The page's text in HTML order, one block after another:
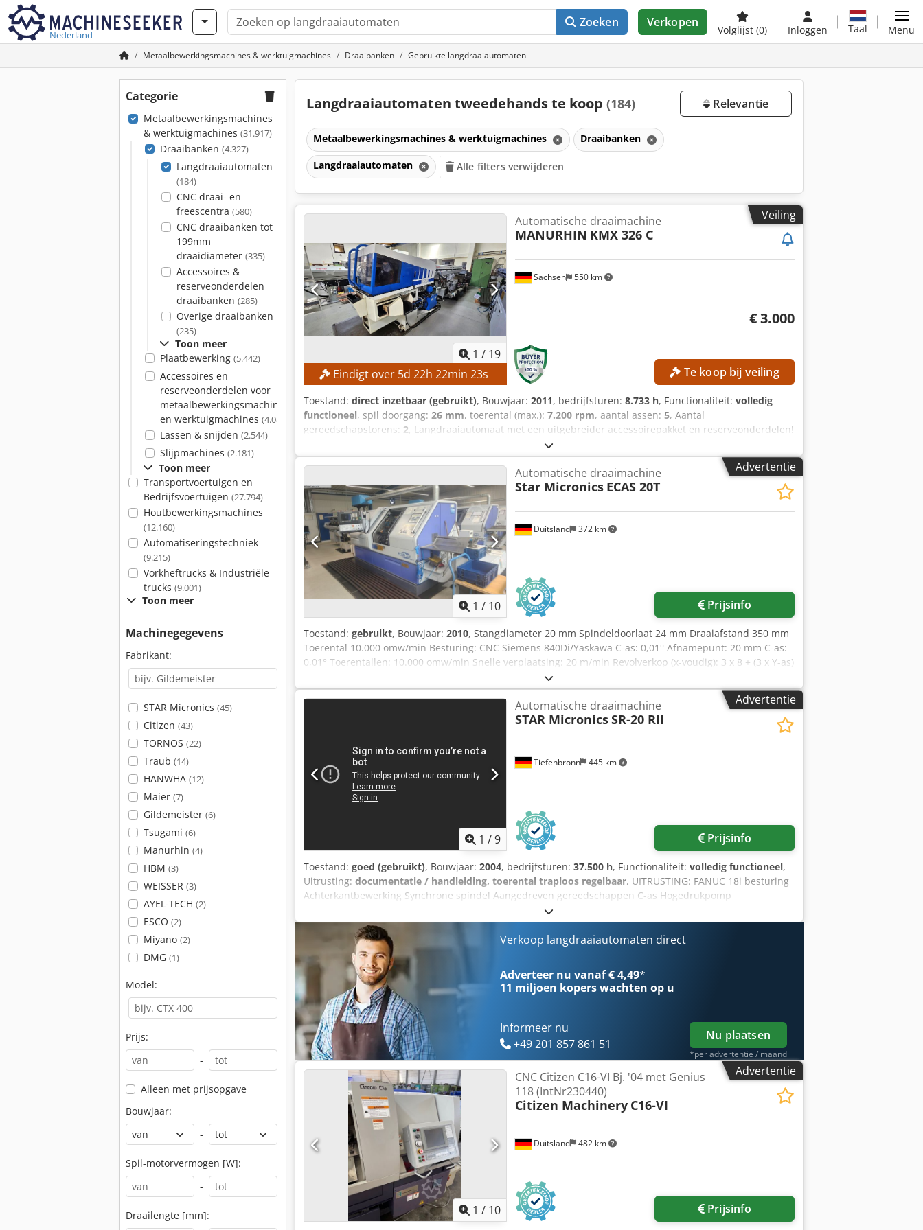
Nederland
Zoeken Verkopen
Volglijst (0) Inloggen Taal Menu
Metaalbewerkingsmachines & werktuigmachines Draaibanken Gebruikte langdraaiautomaten
Categorie
Metaalbewerkingsmachines
& werktuigmachines (31.917)
Draaibanken (4.327)
Langdraaiautomaten
(184)
CNC draai- en
freescentra (580)
CNC draaibanken tot
199mm
draaidiameter (335)
Accessoires &
reserveonderdelen
draaibanken (285)
Overige draaibanken
(235)
Toon meer
Plaatbewerking (5.442)
Accessoires en
reserveonderdelen voor
metaalbewerkingsmachines
en werktuigmachines (4.080)
Lassen & snijden (2.544)
Slijpmachines (2.181)
Toon meer
Transportvoertuigen en
Bedrijfsvoertuigen (27.794)
Houtbewerkingsmachines
(12.160)
Automatiseringstechniek
(9.215)
Vorkheftrucks & Industriële
trucks (9.001)
Toon meer
Machinegegevens
Fabrikant:
STAR Micronics (45)
Citizen (43)
TORNOS (22)
Traub (14)
HANWHA (12)
Maier (7)
Gildemeister (6)
Tsugami (6)
Manurhin (4)
HBM (3)
WEISSER (3)
AYEL-TECH (2)
ESCO (2)
Miyano (2)
DMG (1)
Model:
Prijs:
-
Alleen met prijsopgave
Bouwjaar:
-
Spil-motorvermogen [W]:
-
Draailengte [mm]:
Langdraaiautomaten tweedehands te koop (184) Relevantie
Metaalbewerkingsmachines & werktuigmachines Draaibanken
Langdraaiautomaten Alle filters verwijderen
Veiling
1 / 19
Eindigt over 5d 22h 22min 22s
Sachsen 550 km
Automatische draaimachine
MANURHIN KMX 326 C
€ 3.000
Te koop bij veiling
Toestand: direct inzetbaar (gebruikt), Bouwjaar: 2011, bedrijfsturen: 8.733 h, Functionaliteit: volledig
functioneel, spil doorgang: 26 mm, toerental (max.): 7.200 rpm, aantal assen: 5, Aantal
gereedschapstorens: 2, Langdraaiautomaat met een uitgebreider accessoirepakket en reserveonderdelen!
Tegenas: Volledig opnieuw gelagerd in 05/2026 TECHNISCHE DETAILS CNC-besturing: GE Fanuc Series 18i-
TB Aantal assen: 5 Assen: X1, X2, Y, Z, C Spil Spiltoerental: 50–7.200 tpm Spilgat: 26 mm Spilweg: 160 mm
REVOLVER Aantal revolvers: 2 Posities per revolver: 6 MACHINE DETAILS Motorvermogen: 3,7 kW Gewicht:
2.600 kg Spiluren: 8.733 uur Besturing ingeschakeld: 10.642 uur Aanvoertijd: 3.257 uur Tellers voor
geproduceerde onderdelen: 478.135 UITRUSTING - Stangvoeder FMB Turbo 3-36, bouwjaar 2011 -
Spaanafvoer Chsdpfjznyrtex Alnsa - Pakket vaste en aangedreven gereedschaphouders - Pakket spantang
en geleidingsbussen - Afvoer van lange onderdelen inclusief reducerende buizen - Dubbele conus-
spansysteem op de hoofdspil, systeem JBS - Afbreekcontrole Detector France - Uitstootcontrole Detector
France - JBS-geleidingsbus, nog niet geïnstalleerd - Gereedschapsinmeetapparaat met optische sensor
voor het extern instellen van de gereedschappen - Reserveslakken voor de spaanafvoer -
Montagevoorziening voor het afstellen van de cilinder van de werkkap - Diverse reserveonderdelen
Advertentie
1 / 10
Duitsland 372 km
Automatische draaimachine
Star Micronics ECAS 20T
Prijsinfo
Toestand: gebruikt, Bouwjaar: 2010, Stangdiameter 20 mm Spindeldoorlaat 24 mm Draaiafstand 350 mm
Toerental 10.000 omw/min Besturing: CNC Siemens 840Di/Yaskawa C-as: 0,01° Afnamepunt: 20 mm C-as:
0,01° Toerentallen: 10.000 omw/min Snelle verplaatsing: 20 m/min Revolverkop (x-voudig): 3 x 8 + (3 x Y-as)
Totaal vermogensverbruik: 5,5 kW Gewicht van de machine: ca. 4.850 t Cjdpfozrh Ecox Alnsha Benodigde
ruimte: ca. 3,2 x 1,75 x 1,9 + FMB m CNC-langdraaidraaiautomaat Star ECAS 20T (12 assen) met 2 spindels
Advertentie
1 /9
Tiefenbronn 445 km
Automatische draaimachine
STAR MicronicsSR-20 RII
Prijsinfo
Toestand: goed (gebruikt), Bouwjaar: 2004, bedrijfsturen: 37.500 h, Functionaliteit: volledig functioneel,
Uitrusting: documentatie / handleiding, toerental traploos regelbaar, UITRUSTING: FANUC 18i besturing
Achterkantbewerking Synchrone spindel Aangedreven gereedschappen C-as Hogedrukpomp
Spanentransporteur Olie-nevelafzuiging Csdpfozp Ni Dsx Alneha Brandblusanleg
Onderdelentransportband Stafmagazijn FMB TURBO 3-26
Verkoop langdraaiautomaten direct
Adverteer nu vanaf € 4,49*
11 miljoen koperswachten op u
Informeer nu
+49 201 857 861 51
Nu plaatsen
*per advertentie / maand
Advertentie
1 / 10
Duitsland 482 km
CNC Citizen C16-VI Bj. '04 met Genius
118 (IntNr230440)
Citizen Machinery C16-VI
Prijsinfo